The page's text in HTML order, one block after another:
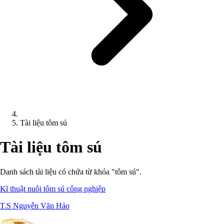
Tài liệu tôm sú
Tài liệu tôm sú
Danh sách tài liệu có chứa từ khóa "tôm sú".
Kĩ thuật nuôi tôm sú công nghiệp
T.S Nguyễn Văn Hảo